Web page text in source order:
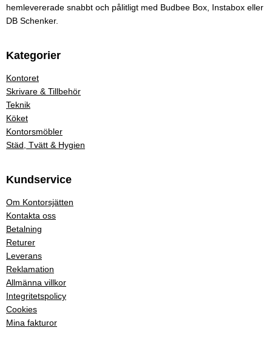
hemlevererade snabbt och pålitligt med Budbee Box, Instabox eller
DB Schenker.
Kategorier
Kontoret
Skrivare & Tillbehör
Teknik
Köket
Kontorsmöbler
Städ, Tvätt & Hygien
Kundservice
Om Kontorsjätten
Kontakta oss
Betalning
Returer
Leverans
Reklamation
Allmänna villkor
Integritetspolicy
Cookies
Mina fakturor